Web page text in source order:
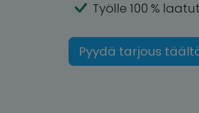
Työlle 100 %
Pyydä tarjous